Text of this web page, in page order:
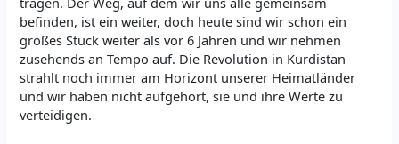
befinden, ist ein weiter, doch heute sind wir schon ein
großes Stück weiter als vor 6 Jahren und wir nehmen
zusehends an Tempo auf. Die Revolution in Kurdistan
strahlt noch immer am Horizont unserer Heimatländer
und wir haben nicht aufgehört, sie und ihre Werte zu
verteidigen.